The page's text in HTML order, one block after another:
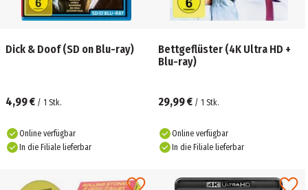
Dick & Doof (SD on Blu-ray)
4,99 € / 1 Stk.
Online verfügbar
In die Filiale lieferbar
Bettgeflüster (4K Ultra HD +
Blu-ray)
29,99 € / 1 Stk.
Online verfügbar
In die Filiale lieferbar